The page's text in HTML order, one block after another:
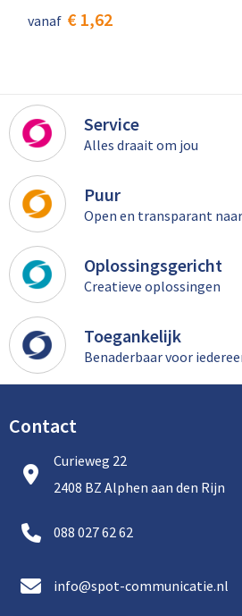
vanaf € 1,62
Service
Alles draait om jou
Puur
Open en transparant
Oplossingsgericht
Creatieve oplossingen
Toegankelijk
Benaderbaar voor
Contact
Curieweg 22
2408 BZ Alphen aan den Rijn
088 027 62 62
info@spot-communicatie.nl